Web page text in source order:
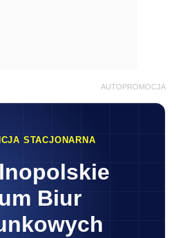
AUTOPROMOCJA
STACJONARNA
Biur